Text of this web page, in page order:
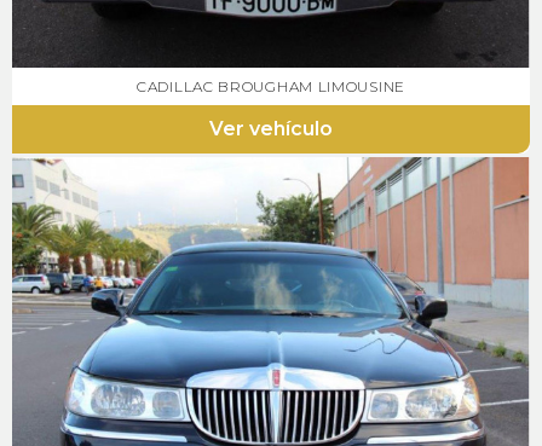
CADILLAC BROUGHAM LIMOUSINE
Ver vehículo